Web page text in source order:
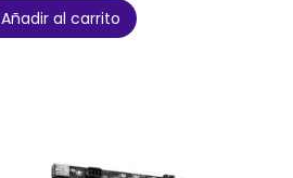
Añadir al carrito